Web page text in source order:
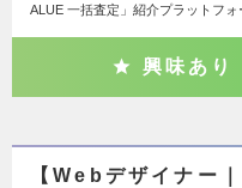
ALUE 一括査定」紹介プラットフ
興味あり
【Webデザイナー